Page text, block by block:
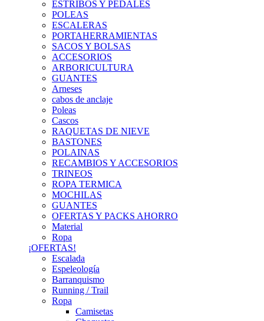
ESTRIBOS Y PEDALES
POLEAS
ESCALERAS
PORTAHERRAMIENTAS
SACOS Y BOLSAS
ACCESORIOS
ARBORICULTURA
GUANTES
Arneses
cabos de anclaje
Poleas
Cascos
RAQUETAS DE NIEVE
BASTONES
POLAINAS
RECAMBIOS Y ACCESORIOS
TRINEOS
ROPA TERMICA
MOCHILAS
GUANTES
OFERTAS Y PACKS AHORRO
Material
Ropa
¡OFERTAS!
Escalada
Espeleología
Barranquismo
Running / Trail
Ropa
Camisetas